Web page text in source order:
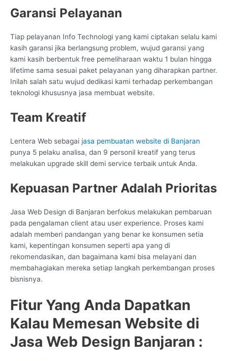
Garansi Pelayanan
Tiap pelayanan Info Technologi yang kami ciptakan selalu kami
kasih garansi jika berlangsung problem, wujud garansi yang
kami kasih berbentuk free pemeliharaan waktu 1 bulan hingga
lifetime sama sesuai paket pelayanan yang diharapkan partner.
Inilah salah satu wujud dedikasi kami terhadap perkembangan
teknologi khususnya jasa membuat website.
Team Kreatif
Lentera Web sebagai jasa pembuatan website di Banjaran
punya 5 pelaku analisa, dan 9 personil kreatif yang terus
melakukan upgrade skill demi service terbaik untuk Anda.
Kepuasan Partner Adalah Prioritas
Jasa Web Design di Banjaran berfokus melakukan pembaruan
pada pengalaman client atau user experience. Proses kami
adalah memberi pandangan yang benar ke konsumen setia
kami, kepentingan konsumen seperti apa yang di
rekomendasikan, dan bagaimana kami bisa melayani dan
membahagiakan mereka setiap langkah perkembangan proses
bisnisnya.
Fitur Yang Anda Dapatkan
Kalau Memesan Website di
Jasa Web Design Banjaran :